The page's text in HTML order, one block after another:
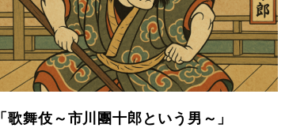
「歌舞伎～市川團十郎という男～」